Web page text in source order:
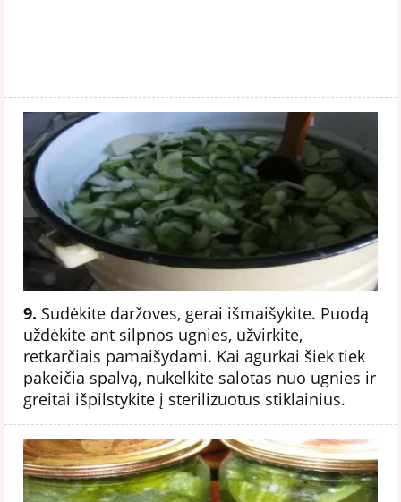
9. Sudėkite daržoves, gerai išmaišykite. Puodą
uždėkite ant silpnos ugnies, užvirkite,
retkarčiais pamaišydami. Kai agurkai šiek tiek
pakeičia spalvą, nukelkite salotas nuo ugnies ir
greitai išpilstykite į sterilizuotus stiklainius.